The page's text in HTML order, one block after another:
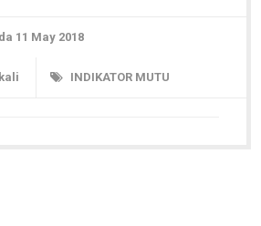
11 May 2018
INDIKATOR MUTU